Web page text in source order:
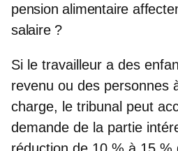
pension alimentaire
salaire ?
Si le travailleur a des
revenu ou des personnes
charge, le tribunal peut
demande de la partie